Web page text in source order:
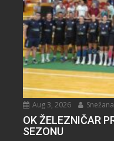
Aug 3, 2026
OK ŽELEZNIČAR
SEZONU